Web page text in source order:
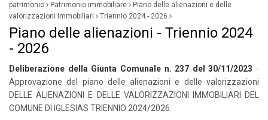
patrimonio
Patrimonio immobiliare
Piano delle alienazioni e delle
valorizzazioni immobiliari
Triennio 2024 - 2026
Piano delle alienazioni - Triennio 2024
- 2026
Deliberazione della Giunta Comunale n. 237 del 30/11/2023 -
Approvazione del piano delle alienazioni e delle valorizzazioni
DELLE ALIENAZIONI E DELLE VALORIZZAZIONI IMMOBILIARI DEL
COMUNE DI IGLESIAS TRIENNIO 2024/2026.